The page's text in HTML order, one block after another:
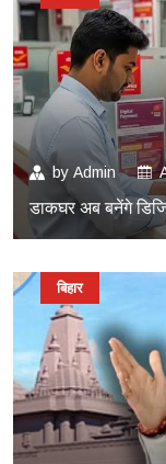
by Admin
डाकघर अब बनेंगे
बिहार